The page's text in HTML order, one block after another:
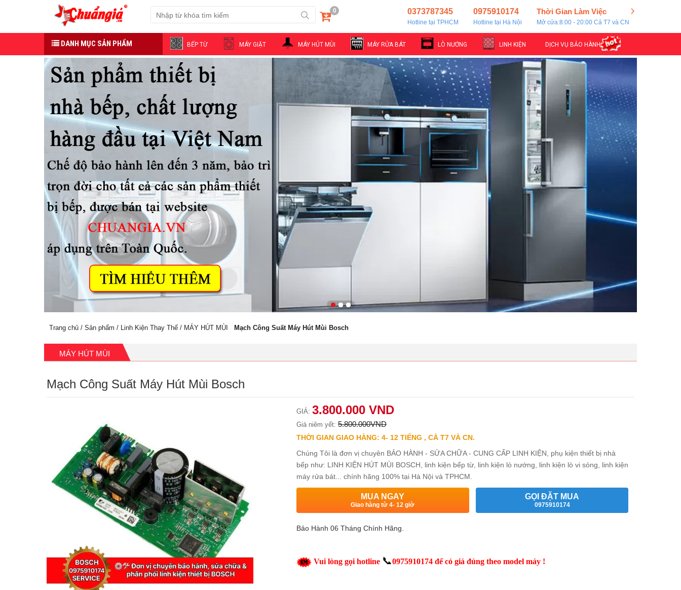
0 Thời Gian Làm Việc
Mở cửa:8:00 - 20:00 Cả T7 và CN
0975910174
Hotline tại Hà Nội
0373787345
Hotline tại TPHCM
DANH MỤC SẢN PHẨM BẾP TỪ MÁY GIẶT MÁY HÚT MÙI MÁY RỬA BÁT LÒ NƯỚNG LINH KIỆN DỊCH VỤ BẢO HÀNH
Trang chủ / Sản phẩm / Linh Kiện Thay Thế / MÁY HÚT MÙI Mạch Công Suất Máy Hút Mùi Bosch
MÁY HÚT MÙI
Mạch Công Suất Máy Hút Mùi Bosch
GIÁ: 3.800.000 VND
Giá niêm yết: 5.800.000VND
THỜI GIAN GIAO HÀNG: 4- 12 TIẾNG , CẢ T7 VÀ CN.
Chúng Tôi là đơn vị chuyên BẢO HÀNH - SỬA CHỮA - CUNG CẤP LINH KIỆN, phụ kiện thiết bị nhà
bếp như: LINH KIỆN HÚT MÙI BOSCH, linh kiện bếp từ, linh kiện lò nướng, linh kiện lò vi sóng, linh kiện
máy rửa bát... chính hãng 100% tại Hà Nội và TPHCM.
MUA NGAY
Giao hàng từ 4- 12 giờ
GỌI ĐẶT MUA
0975910174
Bảo Hành 06 Tháng Chính Hãng.
Vui lòng gọi hotline 📞0975910174 để có giá đúng theo model máy !